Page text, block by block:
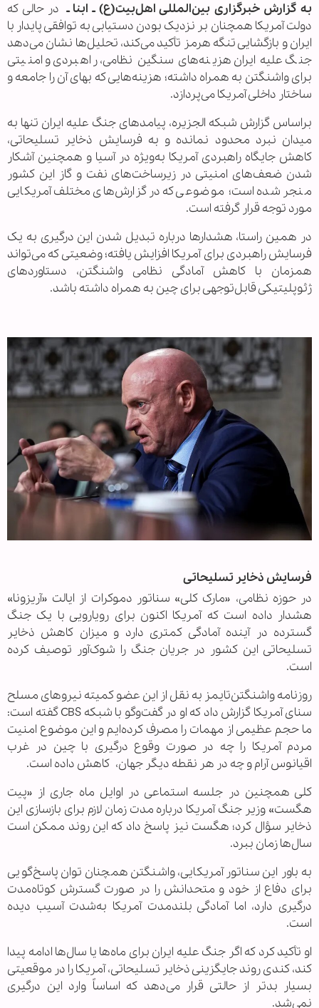
به گزارش خبرگزاری بین‌المللی اهل‌بیت(ع) ـ ابنا ـ در حالی که
دولت آمریکا همچنان بر نزدیک بودن دستیابی به توافقی پایدار با
ایران و بازگشایی تنگه هرمز تأکید می‌کند، تحلیل‌ها نشان می‌دهد
جنگ علیه ایران هزینه‌های سنگین نظامی، راهبردی و امنیتی
برای واشنگتن به همراه داشته؛ هزینه‌هایی که بهای آن را جامعه و
ساختار داخلی آمریکا می‌پردازد.
براساس گزارش شبکه الجزیره، پیامدهای جنگ علیه ایران تنها به
میدان نبرد محدود نمانده و به فرسایش ذخایر تسلیحاتی،
کاهش جایگاه راهبردی آمریکا به‌ویژه در آسیا و همچنین آشکار
شدن ضعف‌های امنیتی در زیرساخت‌های نفت و گاز این کشور
منجر شده است؛ موضوعی که در گزارش‌های مختلف آمریکایی
مورد توجه قرار گرفته است.
در همین راستا، هشدارها درباره تبدیل شدن این درگیری به یک
فرسایش راهبردی برای آمریکا افزایش یافته؛ وضعیتی که می‌تواند
همزمان با کاهش آمادگی نظامی واشنگتن، دستاوردهای
ژئوپلیتیکی قابل‌توجهی برای چین به همراه داشته باشد.
فرسایش ذخایر تسلیحاتی
در حوزه نظامی، «مارک کلی» سناتور دموکرات از ایالت «آریزونا»
هشدار داده است که آمریکا اکنون برای رویارویی با یک جنگ
گسترده در آینده آمادگی کمتری دارد و میزان کاهش ذخایر
تسلیحاتی این کشور در جریان جنگ را شوک‌آور توصیف کرده
است.
روزنامه واشنگتن‌تایمز به نقل از این عضو کمیته نیروهای مسلح
سنای آمریکا گزارش داد که او در گفت‌وگو با شبکه CBS گفته است:
ما حجم عظیمی از مهمات را مصرف کرده‌ایم و این موضوع امنیت
مردم آمریکا را چه در صورت وقوع درگیری با چین در غرب
اقیانوس آرام و چه در هر نقطه دیگر جهان، کاهش داده است.
کلی همچنین در جلسه استماعی در اوایل ماه جاری از «پیت
هگست» وزیر جنگ آمریکا درباره مدت زمان لازم برای بازسازی این
ذخایر سؤال کرد؛ هگست نیز پاسخ داد که این روند ممکن است
سال‌ها زمان ببرد.
به باور این سناتور آمریکایی، واشنگتن همچنان توان پاسخ‌گویی
برای دفاع از خود و متحدانش را در صورت گسترش کوتاه‌مدت
درگیری دارد، اما آمادگی بلندمدت آمریکا به‌شدت آسیب دیده
است.
او تأکید کرد که اگر جنگ علیه ایران برای ماه‌ها یا سال‌ها ادامه پیدا
کند، کندی روند جایگزینی ذخایر تسلیحاتی، آمریکا را در موقعیتی
بسیار بدتر از حالتی قرار می‌دهد که اساساً وارد این درگیری
نمی‌شد.